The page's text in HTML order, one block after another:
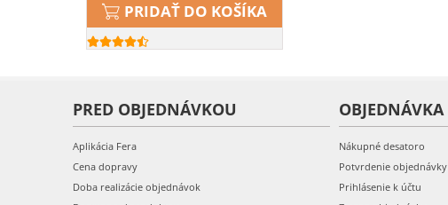
PRIDAŤ DO KOŠÍKA
PRED OBJEDNÁVKOU
Aplikácia Fera
Cena dopravy
Doba realizácie objednávok
OBJEDNÁVKA
Nákupné desatoro
Potvrdenie objednávky
Prihlásenie k účtu